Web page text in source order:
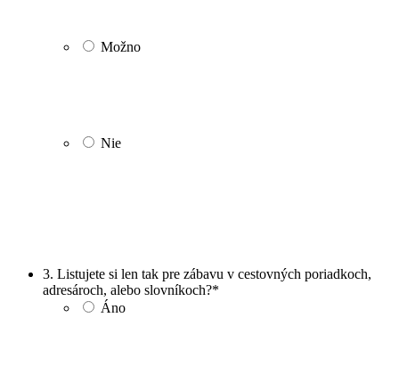
Možno
Nie
3. Listujete si len tak pre zábavu v cestovných poriadkoch,
adresároch, alebo slovníkoch?*
Áno